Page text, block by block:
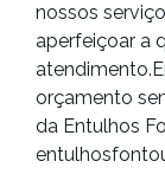
nossos
aperfeiçoar a
orçamento
da Entulhos